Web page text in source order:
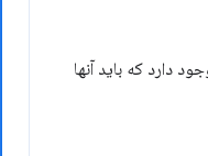
دارد که باید آنها